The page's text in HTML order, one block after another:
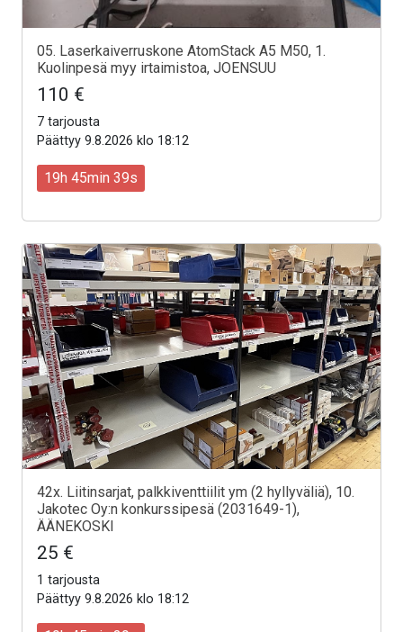
05. Laserkaiverruskone AtomStack A5 M50, 1.
Kuolinpesä myy irtaimistoa, JOENSUU
110 €
7 tarjousta
Päättyy 9.8.2026 klo 18:12
19h 45min 37s
42x. Liitinsarjat, palkkiventtiilit ym (2 hyllyväliä), 10.
Jakotec Oy:n konkurssipesä (2031649-1),
ÄÄNEKOSKI
25 €
1 tarjousta
Päättyy 9.8.2026 klo 18:12